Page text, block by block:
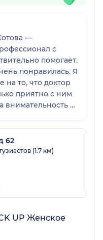
—
с
помогает.
понравилась. Я
то, что доктор
приятно с ним
внимательность и
62
(1.7 км)
UP Женское